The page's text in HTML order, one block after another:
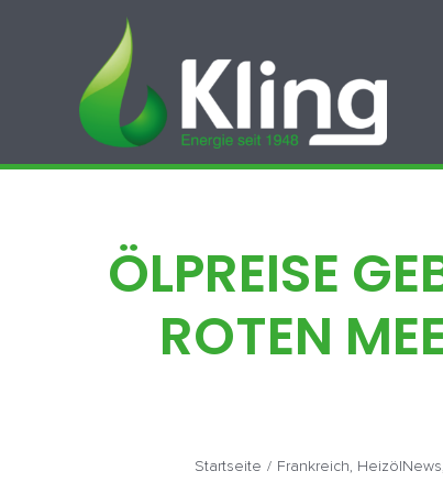
ÖLPREISE
ROTEN
Startseite / Frankreich, HeizölNews